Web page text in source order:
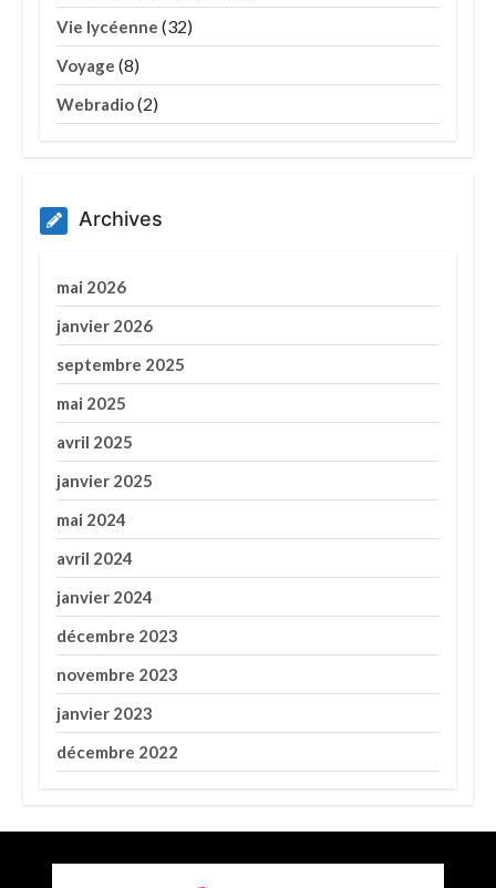
Vie lycéenne (32)
Voyage (8)
Webradio(2)
Archives
mai 2026
janvier 2026
septembre 2025
mai 2025
avril 2025
janvier 2025
mai 2024
avril 2024
janvier 2024
décembre 2023
novembre 2023
janvier 2023
décembre 2022